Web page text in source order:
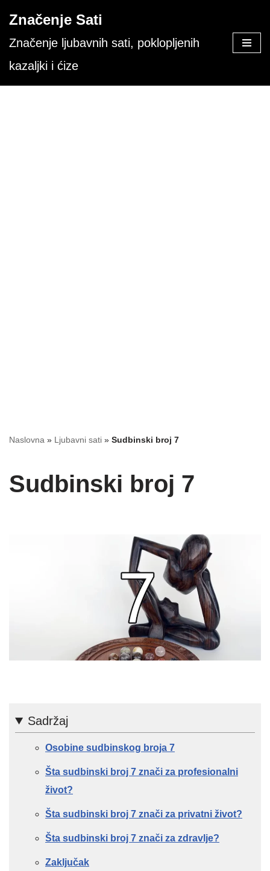
Skoči
na
sadržaj
Značenje Sati
Značenje ljubavnih sati, poklopljenih
kazaljki i ćize
Naslovna » Ljubavni sati » Sudbinski broj 7
Sudbinski broj 7
Sadržaj
Osobine sudbinskog broja 7
Šta sudbinski broj 7 znači za profesionalni
život?
Šta sudbinski broj 7 znači za privatni život?
Šta sudbinski broj 7 znači za zdravlje?
Zaključak